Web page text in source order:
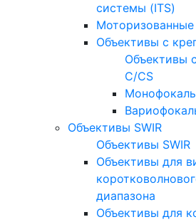
системы (ITS)
Объективы с
Объективы
C/CS
Объективы SWIR
Объективы SWIR
Объективы для
диапазона
Объективы для